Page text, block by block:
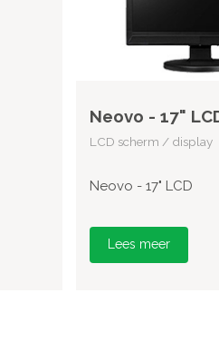
Neovo - 17"
LCD scherm / display
Neovo - 17" LCD
Lees meer